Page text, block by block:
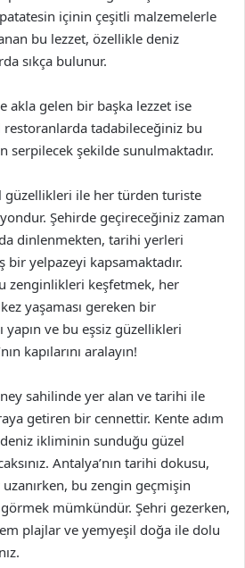
içinin çeşitli malzemelerle
bu lezzet, özellikle deniz
sıkça bulunur.
akla gelen bir başka lezzet ise
restoranlarda tadabileceğiniz bu
serpilecek şekilde sunulmaktadır.
güzellikleri ile her türden turiste
Şehirde geçireceğiniz zaman
dinlenmekten, tarihi yerleri
bir yelpazeyi kapsamaktadır.
zenginlikleri keşfetmek, her
yaşaması gereken bir
yapın ve bu eşsiz güzellikleri
kapılarını aralayın!
sahilinde yer alan ve tarihi ile
getiren bir cennettir. Kente adım
ikliminin sunduğu güzel
Antalya’nın tarihi dokusu,
bu zengin geçmişin
mümkündür. Şehri gezerken,
plajlar ve yemyeşil doğa ile dolu